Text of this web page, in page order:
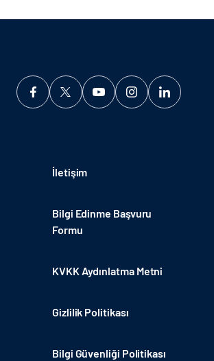
İletişim
Bilgi Edinme Başvuru
Formu
KVKK Aydınlatma Metni
Gizlilik Politikası
Bilgi Güvenliği Politikası